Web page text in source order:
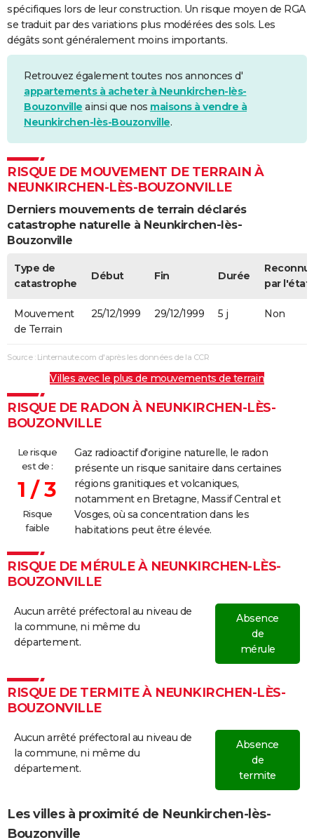
spécifiques lors de leur construction. Un risque moyen de RGA
se traduit par des variations plus modérées des sols. Les
dégâts sont généralement moins importants.
Retrouvez également toutes nos annonces d'
appartements à acheter à Neunkirchen-lès-
Bouzonville ainsi que nos maisons à vendre à
Neunkirchen-lès-Bouzonville.
RISQUE DE MOUVEMENT DE TERRAIN À
NEUNKIRCHEN-LÈS-BOUZONVILLE
Derniers mouvements de terrain déclarés
catastrophe naturelle à Neunkirchen-lès-
Bouzonville
Type de
catastrophe
Début Fin Durée
par l'état
Mouvement
de Terrain
25/12/1999 29/12/1999 5 j Non
Source : Linternaute.com d'après les données de la CCR
Villes avec le plus de mouvements de terrain
RISQUE DE RADON À NEUNKIRCHEN-LÈS-
BOUZONVILLE
Le risque
est de :
1 / 3
Risque
faible
Gaz radioactif d'origine naturelle, le radon
présente un risque sanitaire dans certaines
régions granitiques et volcaniques,
notamment en Bretagne, Massif Central et
Vosges, où sa concentration dans les
habitations peut être élevée.
RISQUE DE MÉRULE À NEUNKIRCHEN-LÈS-
BOUZONVILLE
Aucun arrêté préfectoral au niveau de
la commune, ni même du
département.
Absence
de
mérule
RISQUE DE TERMITE À NEUNKIRCHEN-LÈS-
BOUZONVILLE
Aucun arrêté préfectoral au niveau de
la commune, ni même du
département.
Absence
de
termite
Les villes à proximité de Neunkirchen-lès-
Bouzonville